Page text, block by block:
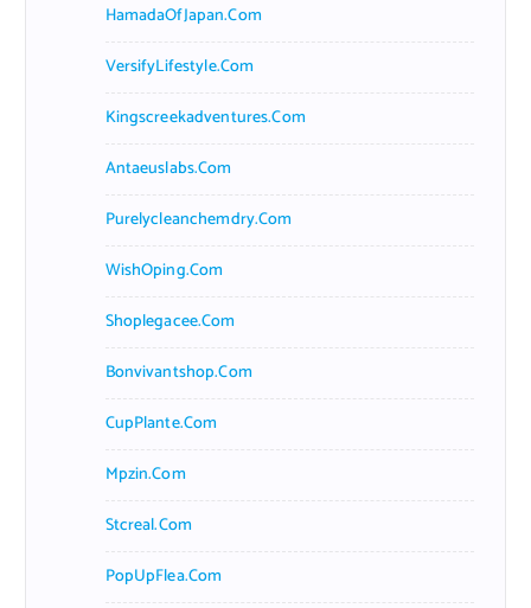
HamadaOfJapan.com
VersifyLifestyle.com
Kingscreekadventures.com
Antaeuslabs.com
Purelycleanchemdry.com
WishOping.com
Shoplegacee.com
Bonvivantshop.com
CupPlante.com
Mpzin.com
Stcreal.com
PopUpFlea.com